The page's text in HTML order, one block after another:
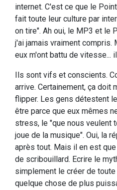
internet. C'est ce que le
fait toute leur culture par
on tire". Ah oui, le MP3 et le
j'ai jamais vraiment compris.
eux m'ont battu de vitesse...
Ils sont vifs et conscients.
arrive. Certainement, ça doit
flipper. Les gens détestent
être parce que eux mêmes
stress, le "que nous veulent
joue de la musique". Oui, la
après tout. Mais il en est
de scribouillard. Ecrire le
simplement le créer de
quelque chose de plus